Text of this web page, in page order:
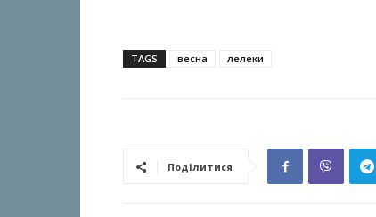
TAGS весна лелеки
Поділитися